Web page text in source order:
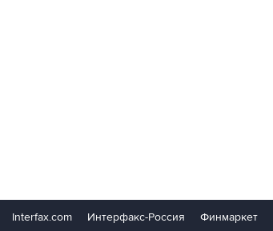
Interfax.com Интерфакс-Россия Финмаркет